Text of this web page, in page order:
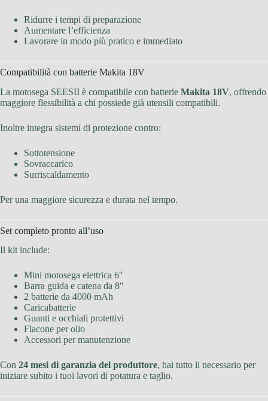
Ridurre i tempi di preparazione
Aumentare l’efficienza
Lavorare in modo più pratico e immediato
Compatibilità con batterie Makita 18V
La motosega SEESII è compatibile con batterie Makita 18V, offrendo
maggiore flessibilità a chi possiede già utensili compatibili.
Inoltre integra sistemi di protezione contro:
Sottotensione
Sovraccarico
Surriscaldamento
Per una maggiore sicurezza e durata nel tempo.
Set completo pronto all’uso
Il kit include:
Mini motosega elettrica 6″
Barra guida e catena da 8″
2 batterie da 4000 mAh
Caricabatterie
Guanti e occhiali protettivi
Flacone per olio
Accessori per manutenzione
Con 24 mesi di garanzia del produttore, hai tutto il necessario per
iniziare subito i tuoi lavori di potatura e taglio.